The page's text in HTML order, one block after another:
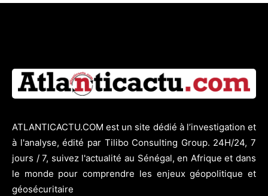
ATLANTICACTU.COM est un site dédié à l’investigation et
à l'analyse, édité par Tilibo Consulting Group. 24H/24, 7
jours / 7, suivez l'actualité au Sénégal, en Afrique et dans
le monde pour comprendre les enjeux géopolitique et
géosécuritaire